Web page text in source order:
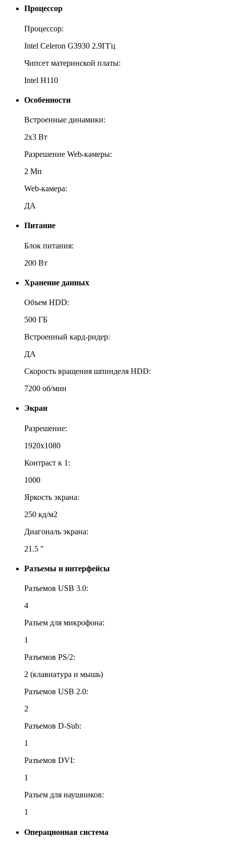
Процессор
Процессор:
Intel Celeron G3930 2.9ГГц
Чипсет материнской платы:
Intel H110
Особенности
Встроенные динамики:
2х3 Вт
Разрешение Web-камеры:
2 Мп
Web-камера:
ДА
Питание
Блок питания:
200 Вт
Хранение данных
Объем HDD:
500 ГБ
Встроенный кард-ридер:
ДА
Скорость вращения шпинделя HDD:
7200 об/мин
Экран
Разрешение:
1920x1080
Контраст к 1:
1000
Яркость экрана:
250 кд/м2
Диагональ экрана:
21.5 "
Разъемы и интерфейсы
Разъемов USB 3.0:
4
Разъем для микрофона:
1
Разъемов PS/2:
2 (клавиатура и мышь)
Разъемов USB 2.0:
2
Разъемов D-Sub:
1
Разъемов DVI:
1
Разъем для наушников:
1
Операционная система